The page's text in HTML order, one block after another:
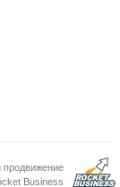
продвижение
Business